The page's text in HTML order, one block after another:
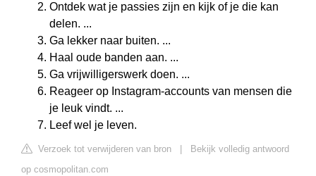
Ontdek wat je passies zijn en kijk of je die kan
delen. ...
Ga lekker naar buiten. ...
Haal oude banden aan. ...
Ga vrijwilligerswerk doen. ...
Reageer op Instagram-accounts van mensen die
je leuk vindt. ...
Leef wel je leven.
Verzoek tot verwijderen van bron
Bekijk volledig antwoord
op cosmopolitan.com